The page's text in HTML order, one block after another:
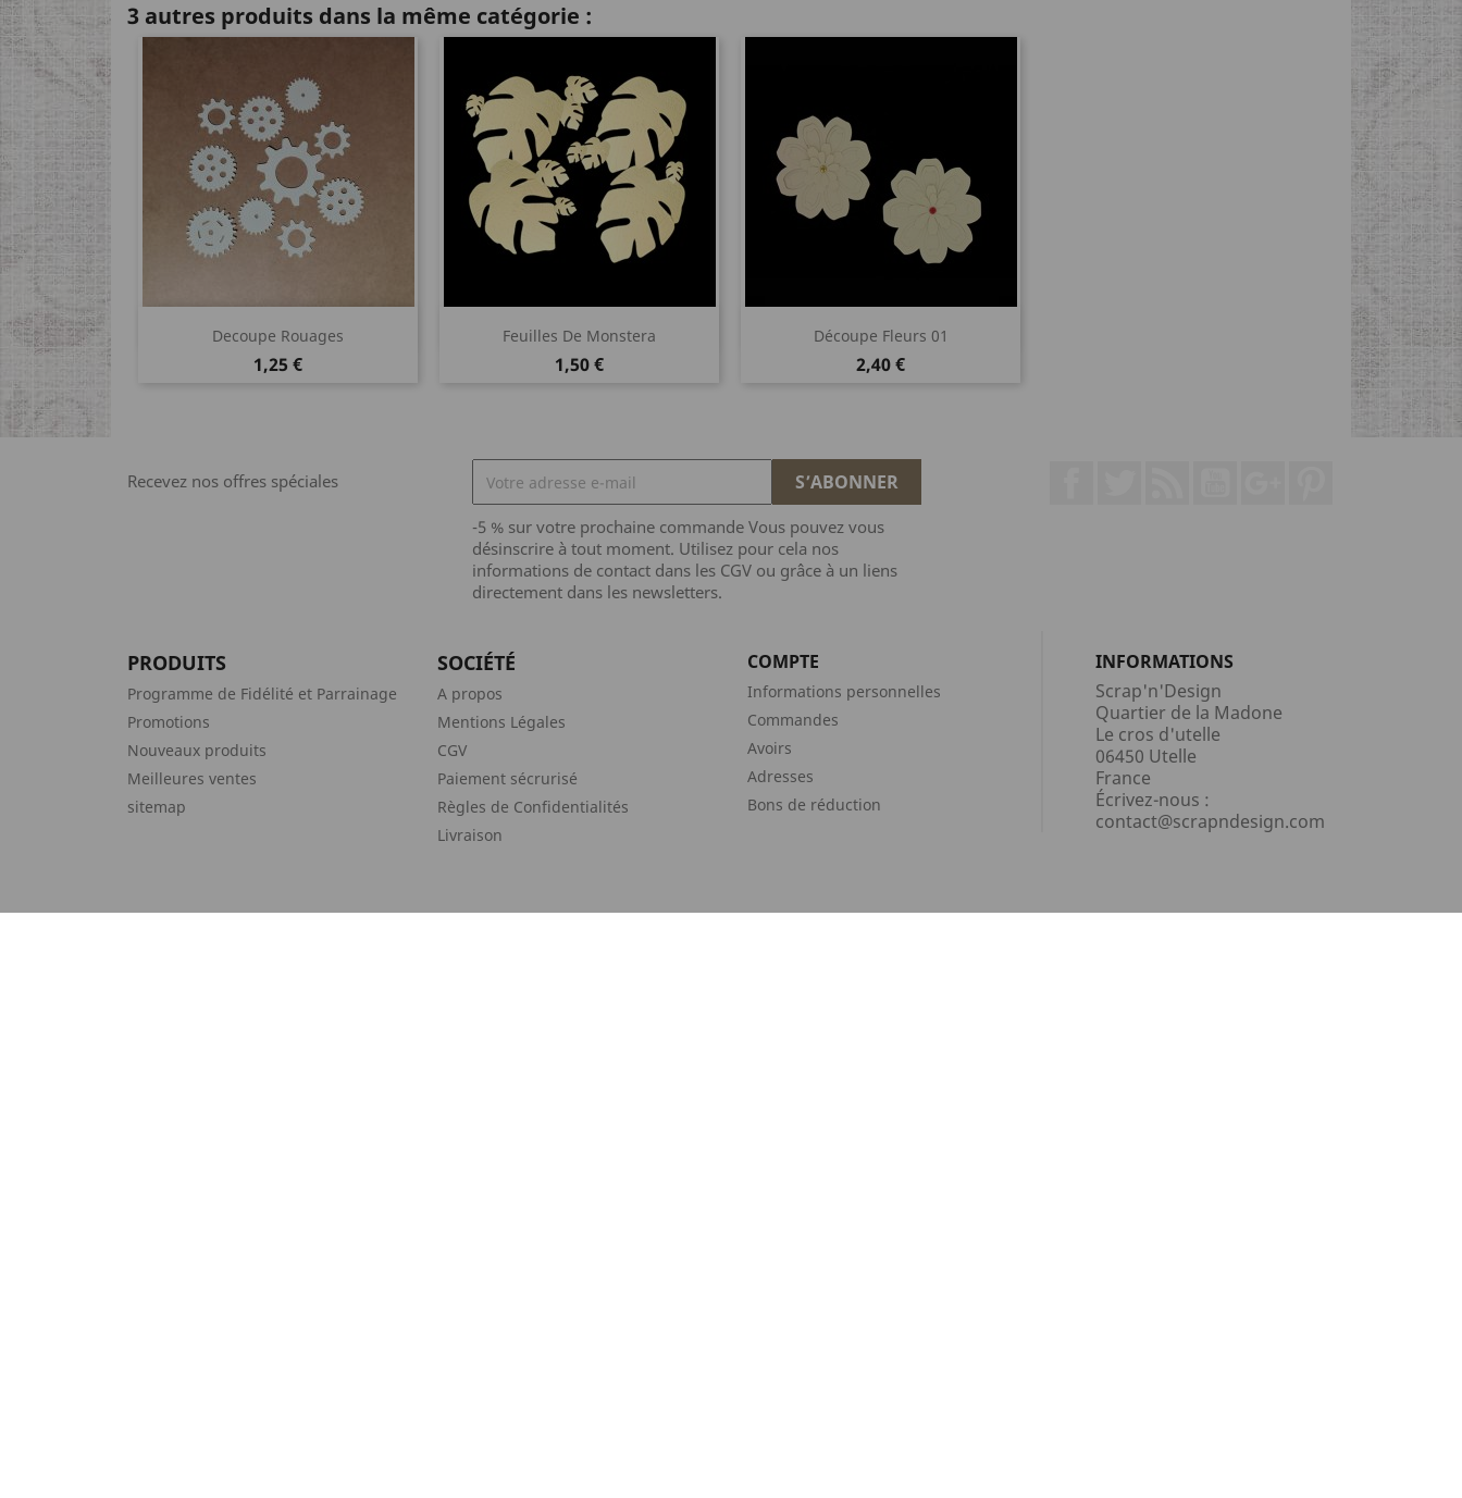
3 autres produits dans la même catégorie :
Decoupe Rouages
Prix
1,25 €
Aperçu rapide Feuilles De Monstera
Prix
1,50 €
Aperçu rapide
BeigeNoir
Découpe Fleurs 01
Prix
2,40 €
Aperçu rapide
BeigeNoir
Recevez nos offres spéciales
-5 % sur votre prochaine commande Vous pouvez vous
désinscrire à tout moment. Utilisez pour cela nos
informations de contact dans les CGV ou grâce à un liens
directement dans les newsletters.
PRODUITS
Programme de Fidélité et Parrainage
Promotions
Nouveaux produits
Meilleures ventes
sitemap
SOCIÉTÉ
A propos
Mentions Légales
CGV
Paiement sécrurisé
Règles de Confidentialités
Livraison
COMPTE
Informations personnelles
Commandes
Avoirs
Adresses
Bons de réduction
INFORMATIONS
Scrap'n'Design
Quartier de la Madone
Le cros d'utelle
06450 Utelle
France
Écrivez-nous :
contact@scrapndesign.com